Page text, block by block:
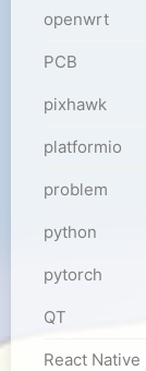
openwrt
PCB
pixhawk
platformio
problem
python
pytorch
QT
React Native